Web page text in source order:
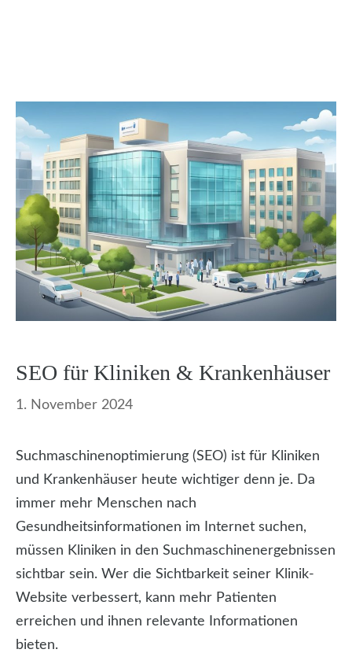
SEO für Kliniken & Krankenhäuser
1. November 2024
Suchmaschinenoptimierung (SEO) ist für Kliniken
und Krankenhäuser heute wichtiger denn je. Da
immer mehr Menschen nach
Gesundheitsinformationen im Internet suchen,
müssen Kliniken in den Suchmaschinenergebnissen
sichtbar sein. Wer die Sichtbarkeit seiner Klinik-
Website verbessert, kann mehr Patienten
erreichen und ihnen relevante Informationen
bieten.